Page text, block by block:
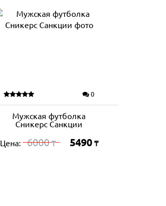
0
Мужская футболка
Сникерс Санкции
Цена: 6000₸ 5490 ₸